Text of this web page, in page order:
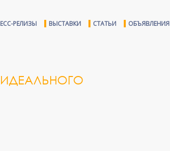
РЕЛИЗЫ ВЫСТАВКИ СТАТЬИ ОБЪЯВЛЕНИЯ
ИДЕАЛЬНОГО